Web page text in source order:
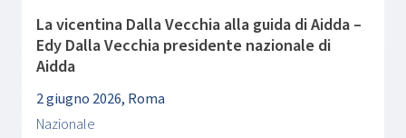
La vicentina Dalla Vecchia alla guida di Aidda –
Edy Dalla Vecchia presidente nazionale di
Aidda
2 giugno 2026, Roma
Nazionale